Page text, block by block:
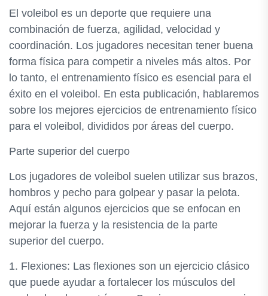
El voleibol es un deporte que requiere una
combinación de fuerza, agilidad, velocidad y
coordinación. Los jugadores necesitan tener buena
forma física para competir a niveles más altos. Por
lo tanto, el entrenamiento físico es esencial para el
éxito en el voleibol. En esta publicación, hablaremos
sobre los mejores ejercicios de entrenamiento físico
para el voleibol, divididos por áreas del cuerpo.
Parte superior del cuerpo
Los jugadores de voleibol suelen utilizar sus brazos,
hombros y pecho para golpear y pasar la pelota.
Aquí están algunos ejercicios que se enfocan en
mejorar la fuerza y la resistencia de la parte
superior del cuerpo.
1. Flexiones: Las flexiones son un ejercicio clásico
que puede ayudar a fortalecer los músculos del